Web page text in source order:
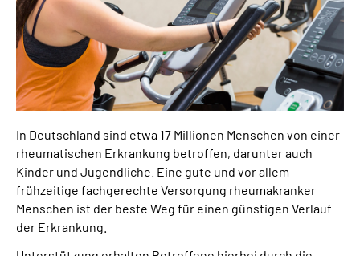
Leichte Sprache
Suche
Mein Kundenportal
In Deutschland sind etwa 17 Millionen Menschen von einer
rheumatischen Erkrankung betroffen, darunter auch
Kinder und Jugendliche. Eine gute und vor allem
frühzeitige fachgerechte Versorgung rheumakranker
Menschen ist der beste Weg für einen günstigen Verlauf
der Erkrankung.